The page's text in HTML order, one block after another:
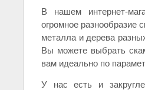
В нашем интернет-
огромное разнообразие
металла и дерева
Вы можете выбрать
вам идеально по
У нас есть и